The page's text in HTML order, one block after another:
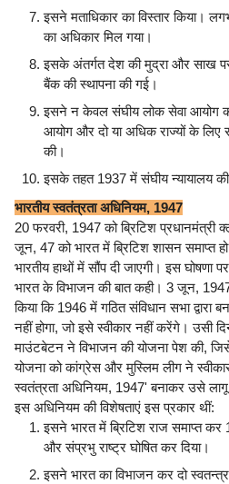
इसने मताधिकार का विस्तार किया।
का अधिकार मिल गया।
इसके अंतर्गत देश की मुद्रा और साख पर
बैंक की स्थापना की गई।
इसने न केवल संघीय लोक सेवा आयोग की
आयोग और दो या अधिक राज्यों के लिए
की।
इसके तहत 1937 में संघीय न्यायालय की
भारतीय स्वतंत्रता अधिनियम, 1947
20 फरवरी, 1947 को ब्रिटिश प्रधानमंत्री
जून, 47 को भारत में ब्रिटिश शासन समाप्त हो
भारतीय हाथों में सौंप दी जाएगी। इस
भारत के विभाजन की बात कही। 3 जून,
किया कि 1946 में गठित संविधान सभा द्वारा
नहीं होगा, जो इसे स्वीकार नहीं करेंगे। उसी
माउंटबेटन ने विभाजन की योजना पेश की,
योजना को कांग्रेस और मुस्लिम लीग ने
स्वतंत्रता अधिनियम, 1947' बनाकर उसे लागू
इस अधिनियम की विशेषताएं इस प्रकार थीं:
इसने भारत में ब्रिटिश राज समाप्त
और संप्रभु राष्ट्र घोषित कर दिया।
इसने भारत का विभाजन कर दो